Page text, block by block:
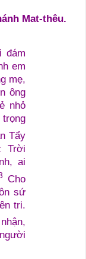
Mat-thêu.
đám
em
mẹ,
ông
nhỏ
Tẩy
Trời
ai
Cho
sứ
tri.